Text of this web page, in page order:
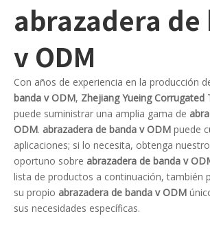
abrazadera de
v ODM
Con años de experiencia en la producción
banda v ODM, Zhejiang Yueing Corrugated
puede suministrar una amplia gama de
ODM. abrazadera de banda v ODM puede
aplicaciones; si lo necesita, obtenga
oportuno sobre abrazadera de banda v
lista de productos a continuación, también
su propio abrazadera de banda v ODM
sus necesidades específicas.